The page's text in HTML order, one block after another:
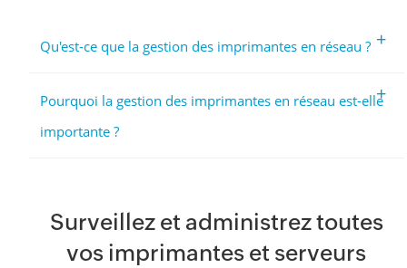
Qu'est-ce que la gestion des imprimantes en réseau ? +
Pourquoi la gestion des imprimantes en réseau est-elle
importante ?
+
Surveillez et administrez toutes
vos imprimantes et serveurs